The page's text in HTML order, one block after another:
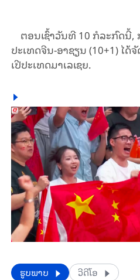
ຕອນ​ເຊົ້າ​ວັນ​ທີ 10 ກໍ​ລະ​ກົດ​ນີ້,
ປະ​ເທດ​ຈີນ-ອາ​ຊຽນ (10+1) ໄ
ເປີ​ປະ​ເທດ​ມາ​ເລ​ເຊຍ.
​​ຮູບພາບ ວີດີໂອ